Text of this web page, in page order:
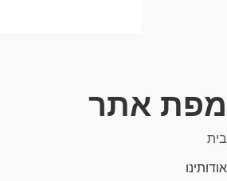
מפת אתר
בית
אודותינו